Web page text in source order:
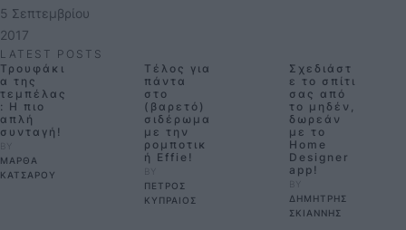
5 Σεπτεμβρίου
2017
LATEST POSTS
Τρουφάκι
α της
τεμπέλας
: Η πιο
απλή
συνταγή!
BY
ΜΑΡΘΑ
ΚΑΤΣΑΡΟΥ
Τέλος για
πάντα
στο
(βαρετό)
σιδέρωμα
με την
ρομποτικ
ή Effie!
BY
ΠΕΤΡΟΣ
ΚΥΠΡΑΙΟΣ
Σχεδιάστ
ε το σπίτι
σας από
το μηδέν,
δωρεάν
με το
Home
Designer
app!
BY
ΔΗΜΗΤΡΗΣ
ΣΚΙΑΝΝΗΣ